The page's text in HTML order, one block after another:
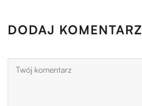
DODAJ KOMENTARZ